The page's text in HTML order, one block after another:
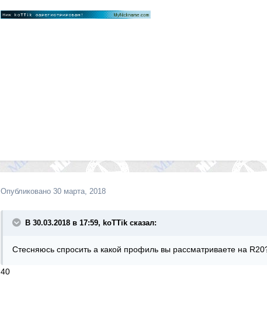
Опубликовано 30 марта, 2018
В 30.03.2018 в 17:59, koTTik сказал:
Стесняюсь спросить а какой профиль вы рассматриваете на
40